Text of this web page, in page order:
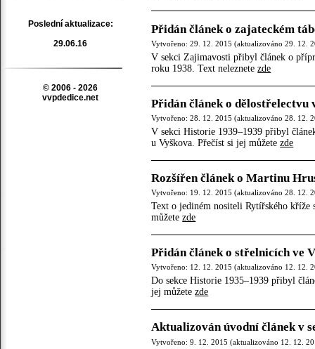
Poslední aktualizace:
29.06.16
© 2006 - 2026
vvpdedice.net
Přidán článek o zajateckém
Vytvořeno: 29. 12. 2015 (aktualizováno 29. 12.
V sekci Zajimavosti přibyl článek o
roku 1938. Text neleznetezde
Přidán článek o dělostřelectvu
Vytvořeno: 28. 12. 2015 (aktualizováno 28. 12.
V sekci Historie 1939–1939 přibyl
u Vyškova. Přečíst si jej můžetezde
Rozšířen článek o Martinu
Vytvořeno: 19. 12. 2015 (aktualizováno 28. 12.
Text o jediném nositeli Rytířského kříže
můžetezde
Přidán článek o střelnicích ve
Vytvořeno: 12. 12. 2015 (aktualizováno 12. 12.
Do sekce Historie 1935–1939 přibyl
jej můžetezde
Aktualizován úvodní článek v
Vytvořeno: 9. 12. 2015 (aktualizováno 12. 12.